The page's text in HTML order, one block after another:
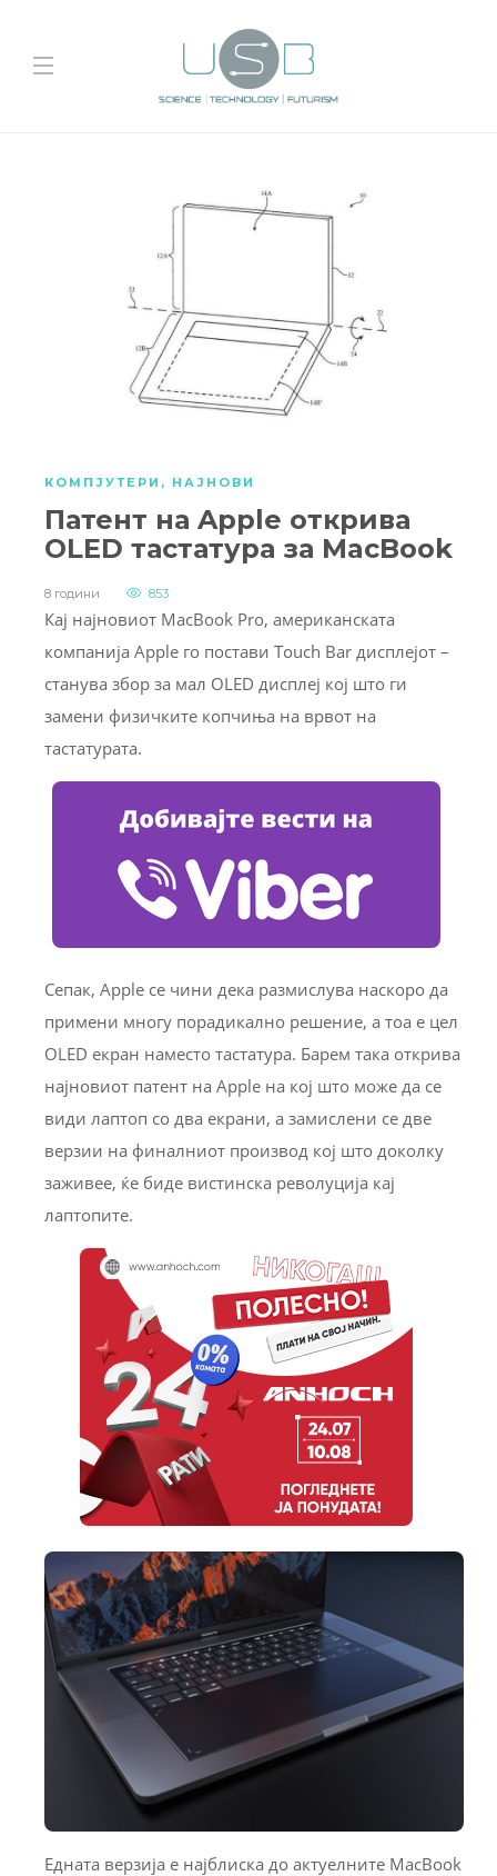
КОМПЈУТЕРИ , НАЈНОВИ
Патент на Apple открива
OLED тастатура за MacBook
8 години 853
Кај најновиот MacBook Pro, американската
компанија Apple го постави Touch Bar дисплејот –
станува збор за мал OLED дисплеј кој што ги
замени физичките копчиња на врвот на
тастатурата.
Сепак, Apple се чини дека размислува наскоро да
примени многу порадикално решение, а тоа е цел
OLED екран наместо тастатура. Барем така открива
најновиот патент на Apple на кој што може да се
види лаптоп со два екрани, а замислени се две
верзии на финалниот производ кој што доколку
заживее, ќе биде вистинска револуција кај
лаптопите.
Едната верзија е најблиска до актуелните MacBook